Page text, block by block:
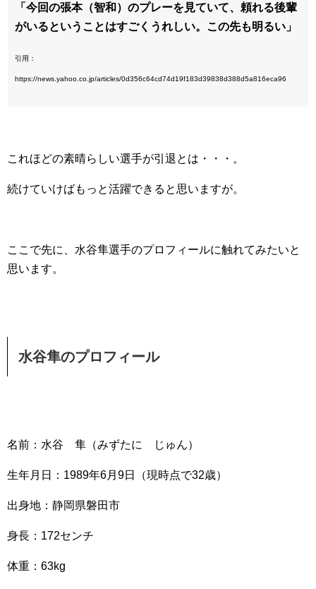
「今回の張本（智和）のプレーを見ていて、頼れる後輩
がいるということはすごくうれしい。この先も明るい」
引用：
https://news.yahoo.co.jp/articles/0d356c64cd74d19f183d39838d388d5a816eca96
これほどの素晴らしい選手が引退とは・・・。
続けていけばもっと活躍できると思いますが。
ここで先に、水谷隼選手のプロフィールに触れてみたいと
思います。
水谷隼のプロフィール
名前：水谷 隼（みずたに じゅん）
生年月日：1989年6月9日（現時点で32歳）
出身地：静岡県磐田市
身長：172センチ
体重：63kg